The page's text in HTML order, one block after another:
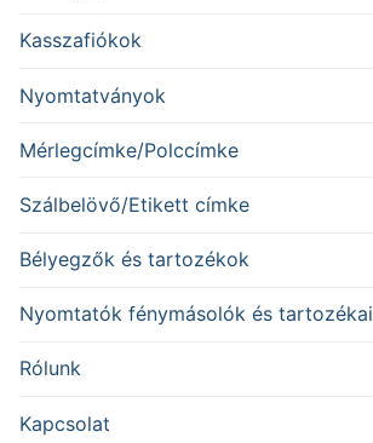
Kasszafiókok
Nyomtatványok
Mérlegcímke/Polccímke
Szálbelövő/Etikett címke
Bélyegzők és tartozékok
Nyomtatók fénymásolók és tartozékai
Rólunk
Kapcsolat